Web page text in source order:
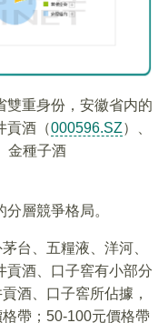
雙重身份，安徽省内的
貢酒（000596.SZ）、
金種子酒
層競爭格局。
台、五糧液、洋河、
貢酒、口子窖有小部分
酒、口子窖所佔據，
帶；50-100元價格帶